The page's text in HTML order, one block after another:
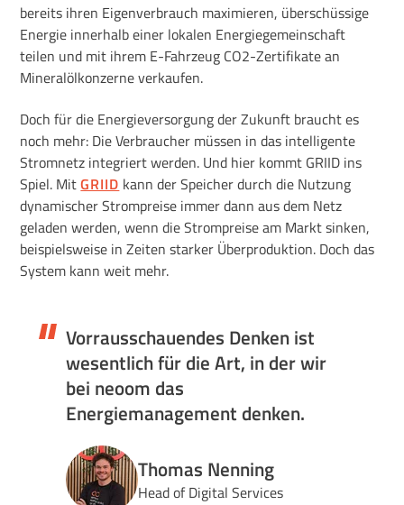
bereits ihren Eigenverbrauch maximieren, überschüssige
Energie innerhalb einer lokalen Energiegemeinschaft
teilen und mit ihrem E-Fahrzeug CO2-Zertifikate an
Mineralölkonzerne verkaufen.
Doch für die Energieversorgung der Zukunft braucht es
noch mehr: Die Verbraucher müssen in das intelligente
Stromnetz integriert werden. Und hier kommt GRIID ins
Spiel. MitGRIID kann der Speicher durch die Nutzung
dynamischer Strompreise immer dann aus dem Netz
geladen werden, wenn die Strompreise am Markt sinken,
beispielsweise in Zeiten starker Überproduktion. Doch das
System kann weit mehr.
Vorrausschauendes Denken ist
wesentlich für die Art, in der wir
bei neoom das
Energiemanagement denken.
Thomas Nenning
Head of Digital Services